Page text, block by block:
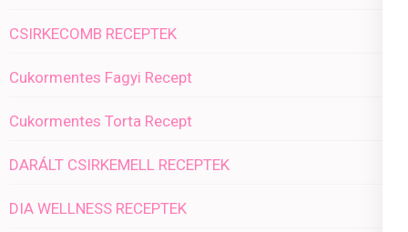
CSIRKECOMB RECEPTEK
Cukormentes Fagyi Recept
Cukormentes Torta Recept
DARÁLT CSIRKEMELL RECEPTEK
DIA WELLNESS RECEPTEK